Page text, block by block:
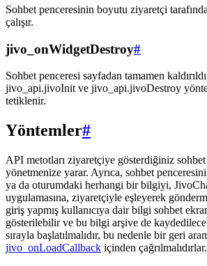
Sohbet penceresinin boyutu ziyaretçi
çalışır.
jivo_onWidgetDestroy#
Sohbet penceresi sayfadan tamamen
jivo_api.jivoInit ve jivo_api.jivoDestroy
tetiklenir.
Yöntemler#
API metotları ziyaretçiye gösterdiğiniz
yönetmenize yarar. Ayrıca, sohbet
ya da oturumdaki herhangi bir bilgiyi,
uygulamasına, ziyaretçiyle eşleyerek
giriş yapmış kullanıcıya dair bilgi sohbet
gösterilebilir ve bu bilgi arşive de
sırayla başlatılmalıdır, bu nedenle bir geri
jivo_onLoadCallback içinden çağrılmalıdırlar.